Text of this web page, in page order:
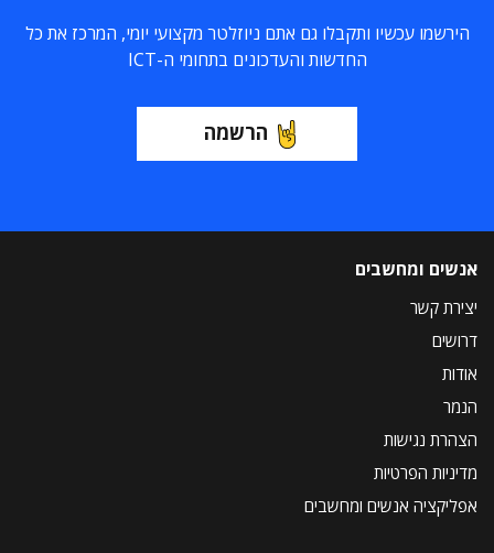
הירשמו עכשיו ותקבלו גם אתם ניוזלטר מקצועי יומי, המרכז את כל
החדשות והעדכונים בתחומי ה-ICT
הרשמה
אנשים ומחשבים
יצירת קשר
דרושים
אודות
הנמר
הצהרת נגישות
מדיניות הפרטיות
אפליקציה אנשים ומחשבים